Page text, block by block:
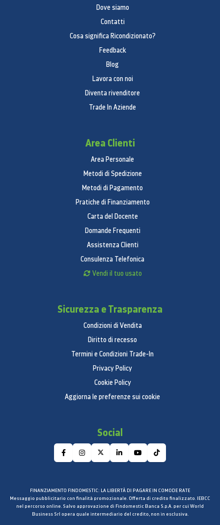
Dove siamo
Contatti
Cosa significa Ricondizionato?
Feedback
Blog
Lavora con noi
Diventa rivenditore
Trade In Aziende
Area Clienti
Area Personale
Metodi di Spedizione
Metodi di Pagamento
Pratiche di Finanziamento
Carta del Docente
Domande Frequenti
Assistenza Clienti
Consulenza Telefonica
Vendi il tuo usato
Sicurezza e Trasparenza
Condizioni di Vendita
Diritto di recesso
Termini e Condizioni Trade-In
Privacy Policy
Cookie Policy
Aggiorna le preferenze sui cookie
Social
FINANZIAMENTO FINDOMESTIC: LA LIBERTÀ DI PAGARE IN COMODE RATE
Messaggio pubblicitario con finalità promozionale. Offerta di credito finalizzato. IEBCC
nel percorso online. Salvo approvazione di Findomestic Banca S.p.A. per cui World
Business Srl opera quale intermediario del credito, non in esclusiva.